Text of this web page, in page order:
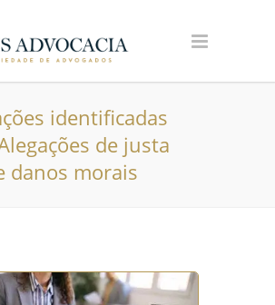
identificadas
de justa
danos morais